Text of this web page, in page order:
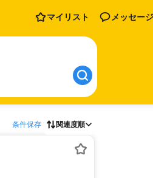
マイリスト メッセージ
条件保存 関連度順